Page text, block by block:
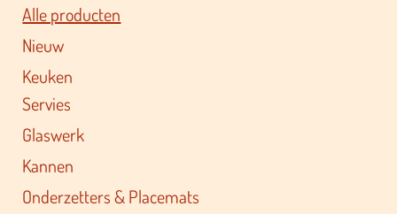
Alle producten
Nieuw
Keuken
Servies
Glaswerk
Kannen
Onderzetters & Placemats